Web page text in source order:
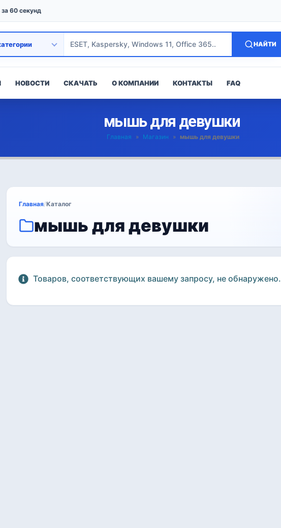
60 секунд
НАЙТИ
НОВОСТИ СКАЧАТЬ О КОМПАНИИ КОНТАКТЫ FAQ
мышь для девушки
Главная » Магазин » мышь для девушки
Главная/Каталог
мышь для девушки
Товаров, соответствующих вашему запросу, не обнаружено.